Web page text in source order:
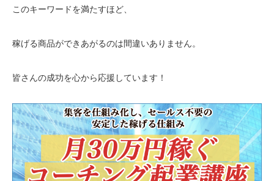
このキーワードを満たすほど、
稼げる商品ができあがるのは間違いありません。
皆さんの成功を心から応援しています！